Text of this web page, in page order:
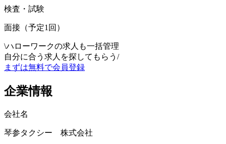
検査・試験
面接（予定1回）
\ハローワークの求人も一括管理
自分に合う求人を探してもらう /
まずは無料で会員登録
企業情報
会社名
琴参タクシー 株式会社